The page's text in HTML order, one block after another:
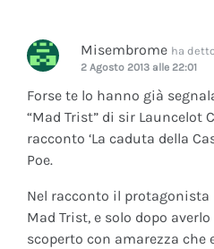
Misembrome ha
2 Agosto 2013 alle 22:01
Forse te lo hanno già
“Mad Trist” di sir Launcelot
racconto ‘La caduta della
Poe.
Nel racconto il protagonista
Mad Trist, e solo dopo
scoperto con amarezza